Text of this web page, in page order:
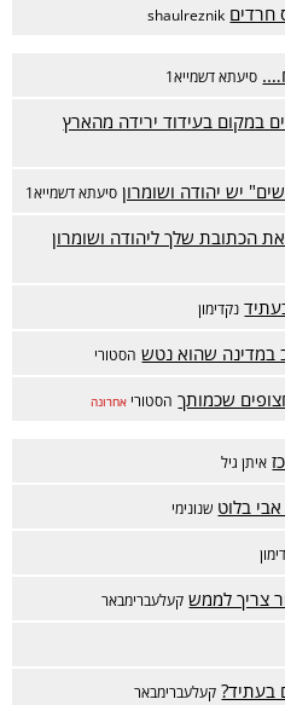
חרדים shaulreznik
סיעתא דשמייא1
במקום בעידוד ירידה מהארץ
יש יהודה ושומרון סיעתא דשמייא1
הכתובת שלך ליהודה ושומרון
נקדימון
במדינה שהוא נטש הסטורי
שכמותך הסטורי אחרונה
איתן גיל
שנונימי
צריך לממש קעלעברימבאר
בעתיד? קעלעברימבאר